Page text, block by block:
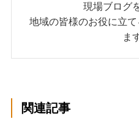
現場ブログ
地域の皆様のお役に立
ま
関連記事